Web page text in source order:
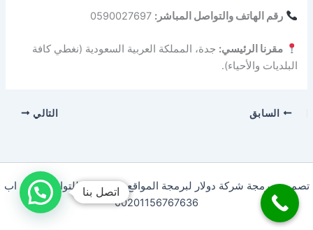
رقم الهاتف والتواصل المباشر: 0590027697
مقرنا الرئيسي: جدة، المملكة العربية السعودية (نغطي كافة
البلديات والأحياء).
السابق التالي
تصميم وبرمجة شركة دولار لبرمجة المواقع . سيو صح للتواصل وتس اب
00201156767636
اتصل بنا